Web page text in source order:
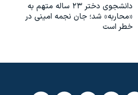
دانشجوی دختر ۲۳ ساله متهم به
«محاربه» شد؛ جان نجمه امینی در
خطر است